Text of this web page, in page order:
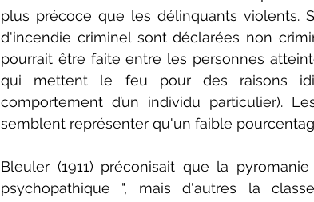
plus précoce que les délinquants violents.
d'incendie criminel sont déclarées non
pourrait être faite entre les personnes
qui mettent le feu pour des raisons
comportement d’un individu particulier).
semblent représenter qu'un faible
Bleuler (1911) préconisait que la
psychopathique ", mais d'autres la